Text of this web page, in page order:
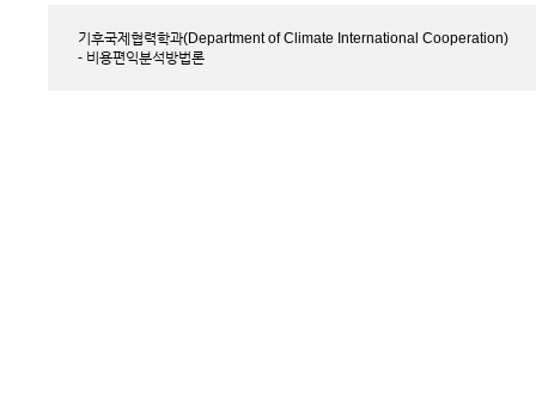
기후국제협력학과(Department of Climate International Cooperation)
- 비용편익분석방법론